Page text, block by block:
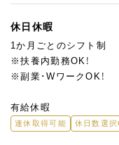
休日休暇
1か月ごとのシフト制
※扶養内勤務OK！
※副業･WワークOK！
有給休暇
連休取得可能 休日数選